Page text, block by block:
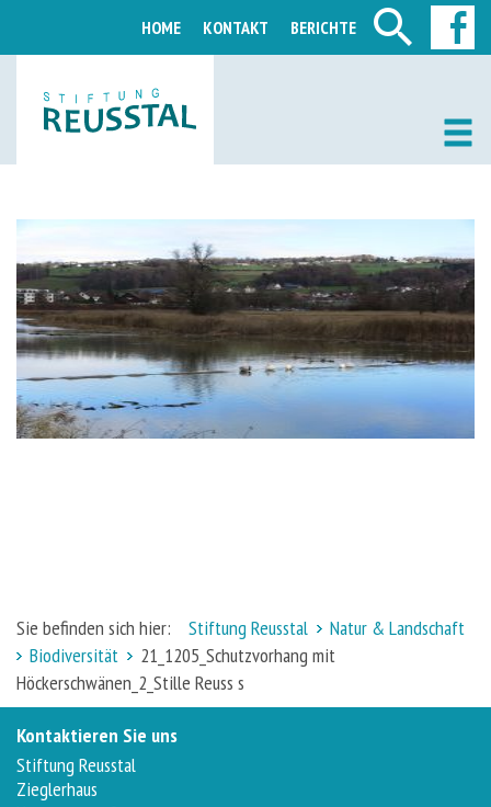
HOME KONTAKT BERICHTE
Sie befinden sich hier: Stiftung Reusstal
Natur & Landschaft
Biodiversität
21_1205_Schutzvorhang mit
Höckerschwänen_2_Stille Reuss s
Kontaktieren Sie uns
Stiftung Reusstal
Zieglerhaus